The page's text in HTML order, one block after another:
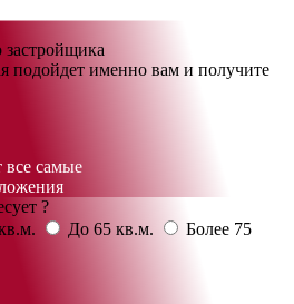
застройщика
подойдет именно вам и получите
самые
?
До 65 кв.м.
Более 75